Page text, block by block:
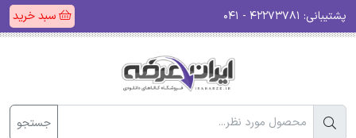
پشتیبانی: سبد خرید
جستجو